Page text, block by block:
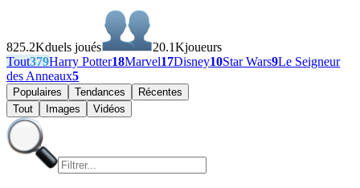
825.2Kduels joués 20.1Kjoueurs
Tout379Harry Potter18Marvel17Disney10Star Wars9Le Seigneur
des Anneaux5
Populaires Tendances
Récentes
Tout
Images Vidéos